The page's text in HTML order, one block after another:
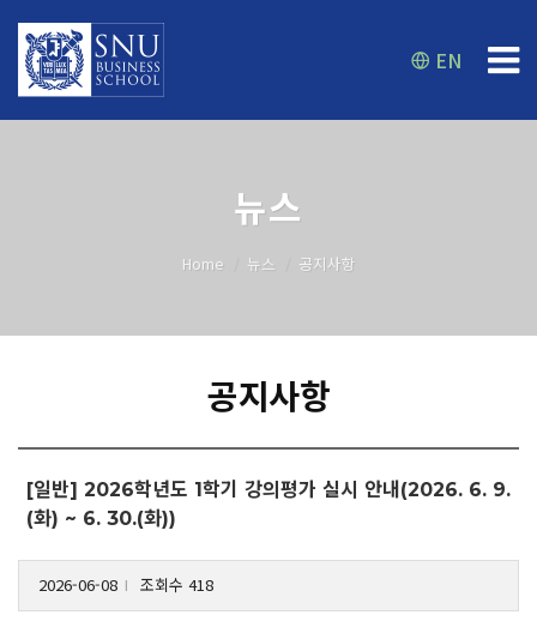
EN
뉴스
Home 뉴스 공지사항
공지사항
[일반] 2026학년도 1학기 강의평가 실시 안내(2026. 6. 9.
(화) ~ 6. 30.(화))
2026-06-08 조회수 418